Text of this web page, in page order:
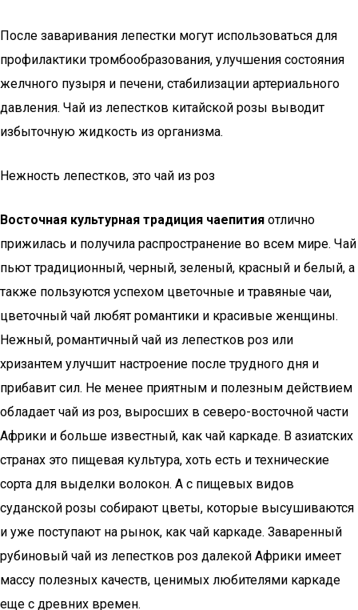
После заваривания лепестки могут использоваться для
профилактики тромбообразования, улучшения состояния
желчного пузыря и печени, стабилизации артериального
давления. Чай из лепестков китайской розы выводит
избыточную жидкость из организма.
Нежность лепестков, это чай из роз
Восточная культурная традиция чаепития отлично
прижилась и получила распространение во всем мире. Чай
пьют традиционный, черный, зеленый, красный и белый, а
также пользуются успехом цветочные и травяные чаи,
цветочный чай любят романтики и красивые женщины.
Нежный, романтичный чай из лепестков роз или
хризантем улучшит настроение после трудного дня и
прибавит сил. Не менее приятным и полезным действием
обладает чай из роз, выросших в северо-восточной части
Африки и больше известный, как чай каркаде. В азиатских
странах это пищевая культура, хоть есть и технические
сорта для выделки волокон. А с пищевых видов
суданской розы собирают цветы, которые высушиваются
и уже поступают на рынок, как чай каркаде. Заваренный
рубиновый чай из лепестков роз далекой Африки имеет
массу полезных качеств, ценимых любителями каркаде
еще с древних времен.